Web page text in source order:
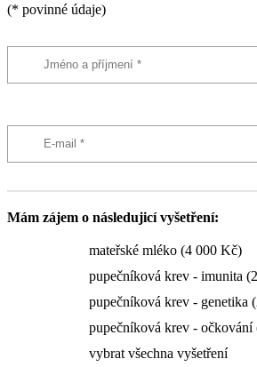
(* povinné údaje)
Mám zájem o následujicí vyšetření:
mateřské mléko (4 000 Kč)
pupečníková krev - imunita
pupečníková krev - genetika
pupečníková krev -
vybrat všechna vyšetření